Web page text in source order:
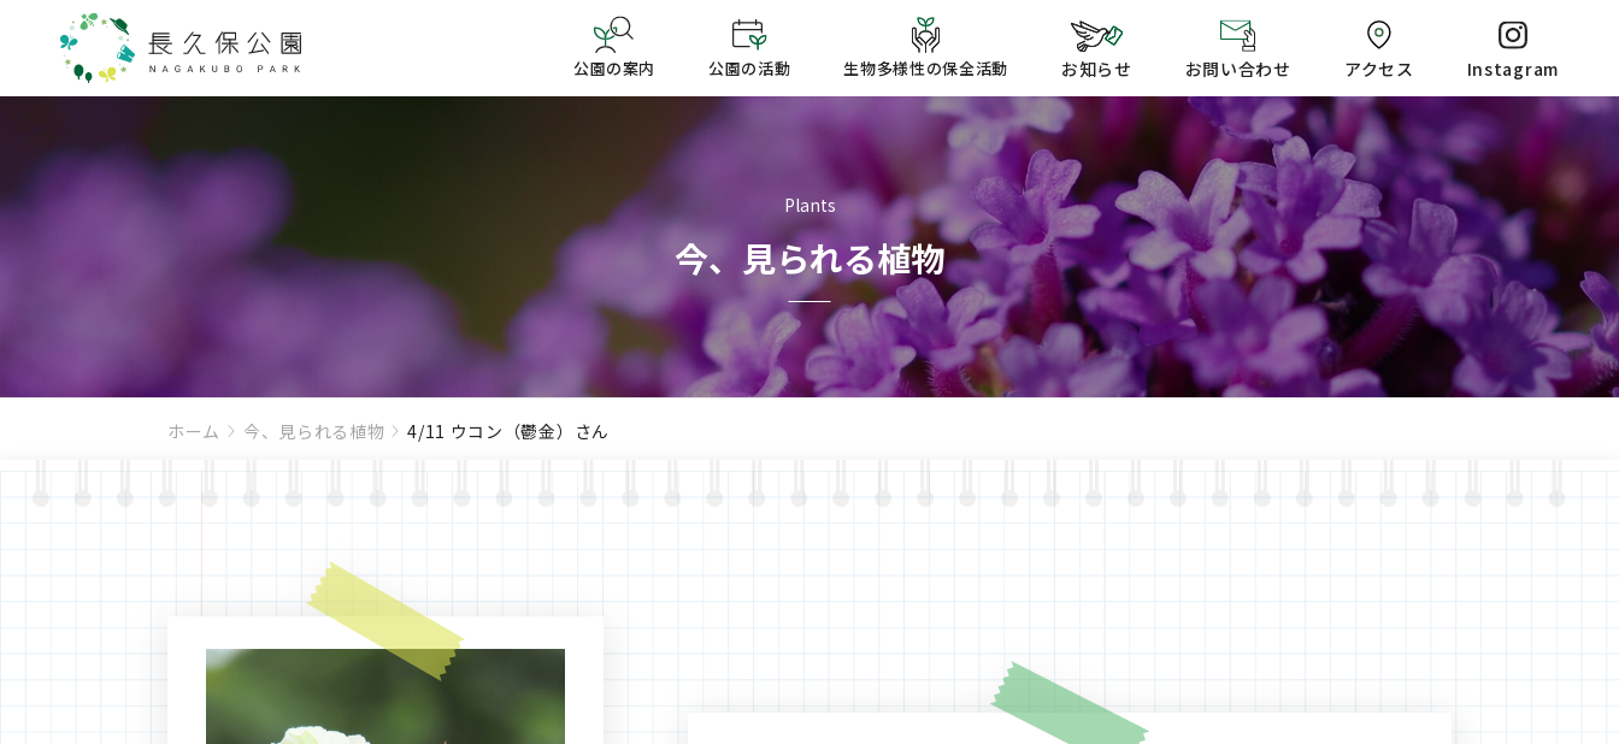
公園の案内 公園の活動 生物多様性の保全活動 お知らせ お問い合わせ アクセス Instagram
Plants
今、見られる植物
ホーム 今、見られる植物 4/11 ウコン（鬱金）さん